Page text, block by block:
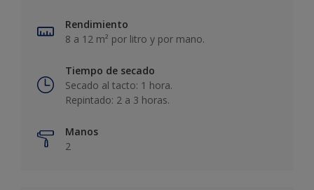
Rendimiento
8 a 12 m² por litro y por mano.
Tiempo de secado
Secado al tacto: 1 hora.
Repintado: 2 a 3 horas.
Manos
2